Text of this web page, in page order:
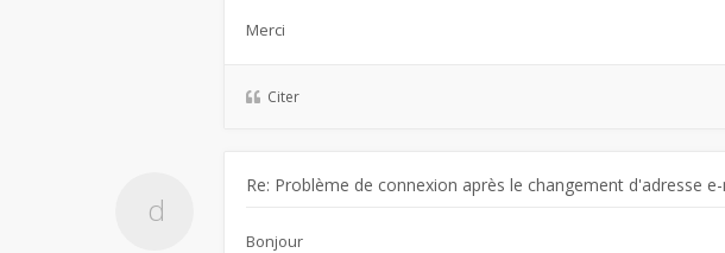
Merci
Citer
Re: Problème de connexion après le changement d'adresse
Bonjour